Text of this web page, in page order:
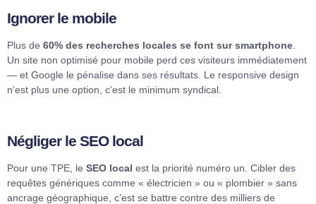
Ignorer le mobile
Plus de 60% des recherches locales se font sur smartphone
Un site non optimisé pour mobile perd ces visiteurs immédiatement
— et Google le pénalise dans ses résultats. Le responsive design
n’est plus une option, c’est le minimum syndical.
Négliger le SEO local
Pour une TPE, le SEO local est la priorité numéro un. Cibler des
requêtes génériques comme « électricien » ou « plombier » sans
ancrage géographique, c’est se battre contre des milliers de